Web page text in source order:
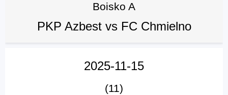
Boisko A
PKP Azbest vs FC Chmielno
2025-11-15
(11)